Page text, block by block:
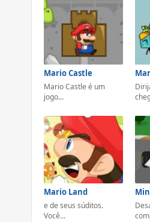
Mario Castle
Mario Castle é um
jogo...
Mario Land
e de seus súditos.
Você...